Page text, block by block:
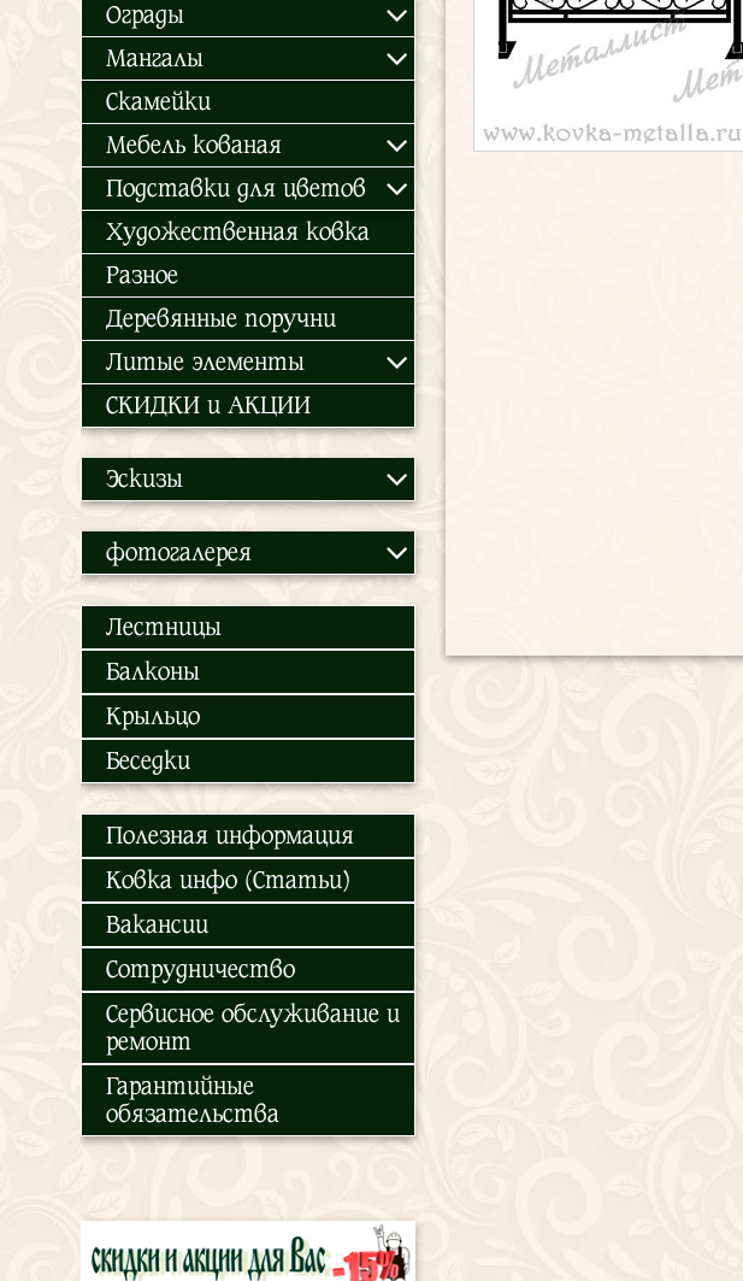
Ограды
Мангалы
Скамейки
Мебель кованая
Подставки для цветов
Художественная ковка
Разное
Деревянные поручни
Литые элементы
СКИДКИ и АКЦИИ
Эскизы
фотогалерея
Лестницы
Балконы
Крыльцо
Беседки
Полезная информация
Ковка инфо (Статьи)
Вакансии
Сотрудничество
Сервисное обслуживание и
ремонт
Гарантийные
обязательства